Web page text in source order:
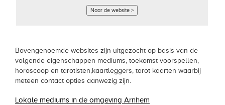
Naar de website >
Bovengenoemde websites zijn uitgezocht op basis van de
volgende eigenschappen mediums, toekomst voorspellen,
horoscoop en tarotisten,kaartleggers, tarot kaarten waarbij
meteen contact opties aanwezig zijn.
Lokale mediums in de omgeving Arnhem